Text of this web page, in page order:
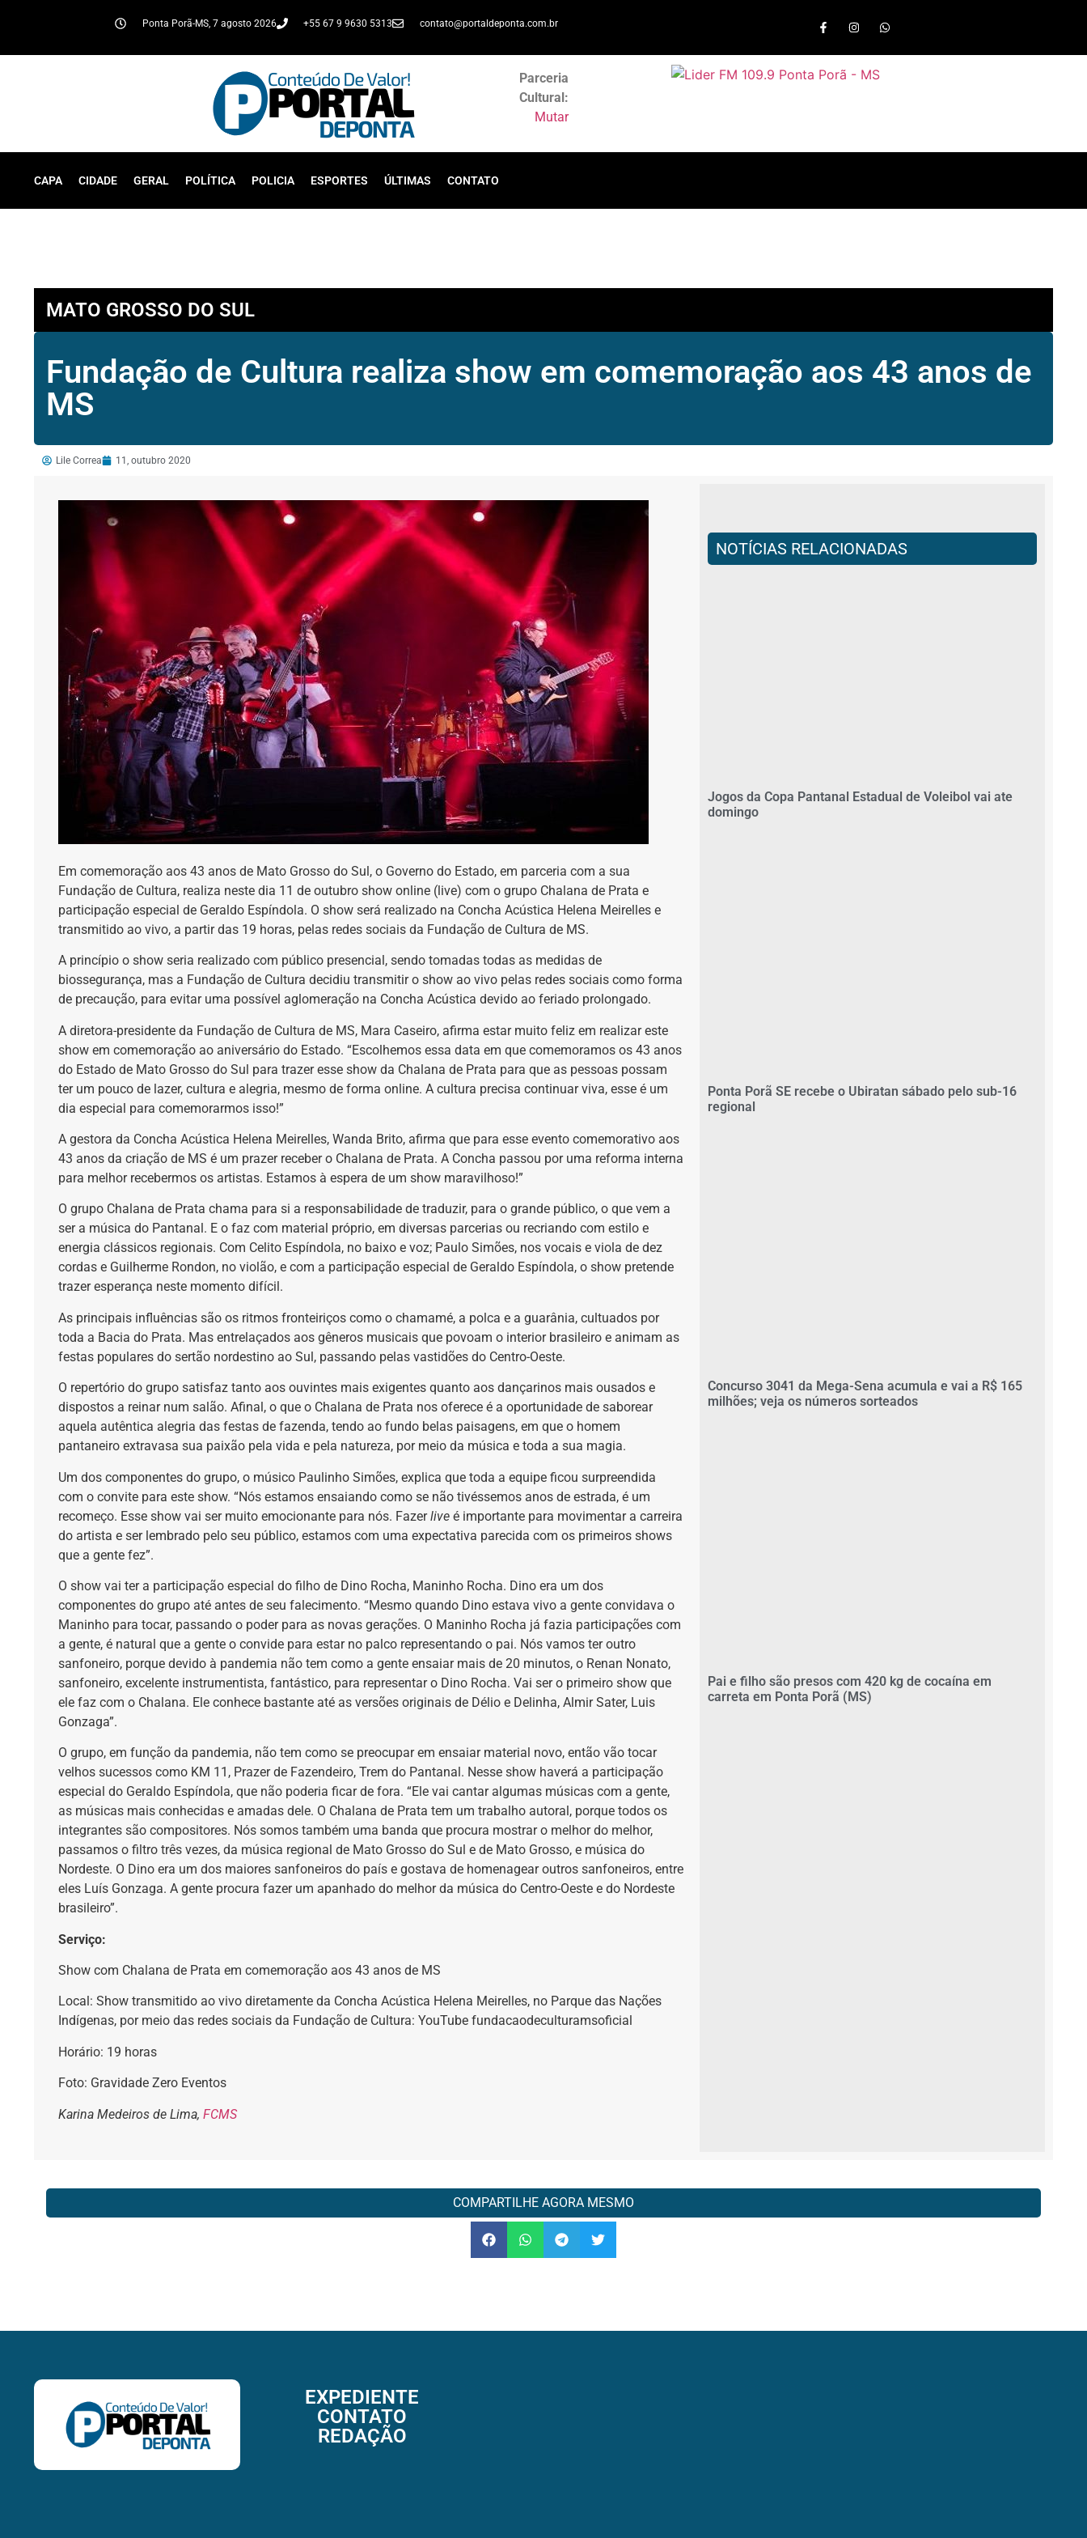
Ponta Porã-MS, 7 agosto 2026 +55 67 9 9630 5313 contato@portaldeponta.com.br
Parceria
Cultural:
Mutar
CAPA CIDADE GERAL POLÍTICA POLICIA ESPORTES ÚLTIMAS CONTATO
MATO GROSSO DO SUL
Fundação de Cultura realiza show em comemoração aos 43 anos de
MS
Lile Correa 11, outubro 2020
Em comemoração aos 43 anos de Mato Grosso do Sul, o Governo do Estado, em parceria com a sua
Fundação de Cultura, realiza neste dia 11 de outubro show online (live) com o grupo Chalana de Prata e
participação especial de Geraldo Espíndola. O show será realizado na Concha Acústica Helena Meirelles e
transmitido ao vivo, a partir das 19 horas, pelas redes sociais da Fundação de Cultura de MS.
A princípio o show seria realizado com público presencial, sendo tomadas todas as medidas de
biossegurança, mas a Fundação de Cultura decidiu transmitir o show ao vivo pelas redes sociais como forma
de precaução, para evitar uma possível aglomeração na Concha Acústica devido ao feriado prolongado.
A diretora-presidente da Fundação de Cultura de MS, Mara Caseiro, afirma estar muito feliz em realizar este
show em comemoração ao aniversário do Estado. “Escolhemos essa data em que comemoramos os 43 anos
do Estado de Mato Grosso do Sul para trazer esse show da Chalana de Prata para que as pessoas possam
ter um pouco de lazer, cultura e alegria, mesmo de forma online. A cultura precisa continuar viva, esse é um
dia especial para comemorarmos isso!”
A gestora da Concha Acústica Helena Meirelles, Wanda Brito, afirma que para esse evento comemorativo aos
43 anos da criação de MS é um prazer receber o Chalana de Prata. A Concha passou por uma reforma interna
para melhor recebermos os artistas. Estamos à espera de um show maravilhoso!”
O grupo Chalana de Prata chama para si a responsabilidade de traduzir, para o grande público, o que vem a
ser a música do Pantanal. E o faz com material próprio, em diversas parcerias ou recriando com estilo e
energia clássicos regionais. Com Celito Espíndola, no baixo e voz; Paulo Simões, nos vocais e viola de dez
cordas e Guilherme Rondon, no violão, e com a participação especial de Geraldo Espíndola, o show pretende
trazer esperança neste momento difícil.
As principais influências são os ritmos fronteiriços como o chamamé, a polca e a guarânia, cultuados por
toda a Bacia do Prata. Mas entrelaçados aos gêneros musicais que povoam o interior brasileiro e animam as
festas populares do sertão nordestino ao Sul, passando pelas vastidões do Centro-Oeste.
O repertório do grupo satisfaz tanto aos ouvintes mais exigentes quanto aos dançarinos mais ousados e
dispostos a reinar num salão. Afinal, o que o Chalana de Prata nos oferece é a oportunidade de saborear
aquela autêntica alegria das festas de fazenda, tendo ao fundo belas paisagens, em que o homem
pantaneiro extravasa sua paixão pela vida e pela natureza, por meio da música e toda a sua magia.
Um dos componentes do grupo, o músico Paulinho Simões, explica que toda a equipe ficou surpreendida
com o convite para este show. “Nós estamos ensaiando como se não tivéssemos anos de estrada, é um
recomeço. Esse show vai ser muito emocionante para nós. Fazerlive é importante para movimentar a carreira
do artista e ser lembrado pelo seu público, estamos com uma expectativa parecida com os primeiros shows
que a gente fez”.
O show vai ter a participação especial do filho de Dino Rocha, Maninho Rocha. Dino era um dos
componentes do grupo até antes de seu falecimento. “Mesmo quando Dino estava vivo a gente convidava o
Maninho para tocar, passando o poder para as novas gerações. O Maninho Rocha já fazia participações com
a gente, é natural que a gente o convide para estar no palco representando o pai. Nós vamos ter outro
sanfoneiro, porque devido à pandemia não tem como a gente ensaiar mais de 20 minutos, o Renan Nonato,
sanfoneiro, excelente instrumentista, fantástico, para representar o Dino Rocha. Vai ser o primeiro show que
ele faz com o Chalana. Ele conhece bastante até as versões originais de Délio e Delinha, Almir Sater, Luis
Gonzaga”.
O grupo, em função da pandemia, não tem como se preocupar em ensaiar material novo, então vão tocar
velhos sucessos como KM 11, Prazer de Fazendeiro, Trem do Pantanal. Nesse show haverá a participação
especial do Geraldo Espíndola, que não poderia ficar de fora. “Ele vai cantar algumas músicas com a gente,
as músicas mais conhecidas e amadas dele. O Chalana de Prata tem um trabalho autoral, porque todos os
integrantes são compositores. Nós somos também uma banda que procura mostrar o melhor do melhor,
passamos o filtro três vezes, da música regional de Mato Grosso do Sul e de Mato Grosso, e música do
Nordeste. O Dino era um dos maiores sanfoneiros do país e gostava de homenagear outros sanfoneiros, entre
eles Luís Gonzaga. A gente procura fazer um apanhado do melhor da música do Centro-Oeste e do Nordeste
brasileiro”.
Serviço:
Show com Chalana de Prata em comemoração aos 43 anos de MS
Local: Show transmitido ao vivo diretamente da Concha Acústica Helena Meirelles, no Parque das Nações
Indígenas, por meio das redes sociais da Fundação de Cultura: YouTube fundacaodeculturamsoficial
Horário: 19 horas
Foto: Gravidade Zero Eventos
Karina Medeiros de Lima, FCMS
NOTÍCIAS RELACIONADAS
Jogos da Copa Pantanal Estadual de Voleibol vai ate
domingo
Ponta Porã SE recebe o Ubiratan sábado pelo sub-16
regional
Concurso 3041 da Mega-Sena acumula e vai a R$ 165
milhões; veja os números sorteados
Pai e filho são presos com 420 kg de cocaína em
carreta em Ponta Porã (MS)
COMPARTILHE AGORA MESMO
EXPEDIENTE
CONTATO
REDAÇÃO